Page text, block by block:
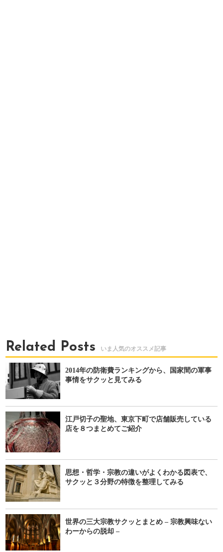
Related Posts
2014年の防衛費ランキングから、国家間の軍事
事情をサクッと見てみる
江戸切子の聖地、東京下町で店舗販売している
店を８つまとめてご紹介
思想・哲学・宗教の違いがよくわかる図表で、
サクッと３分野の特徴を整理してみる
世界の三大宗教サクッとまとめ – 宗教興味ない
わーからの脱却 –